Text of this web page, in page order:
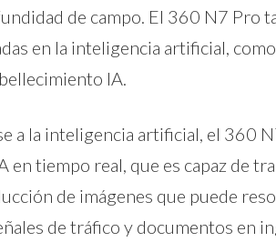
de campo. El 360 N7 Pro
en la inteligencia artificial,
IA.
a la inteligencia artificial, el 360
en tiempo real, que es capaz de
de imágenes que puede
de tráfico y documentos en